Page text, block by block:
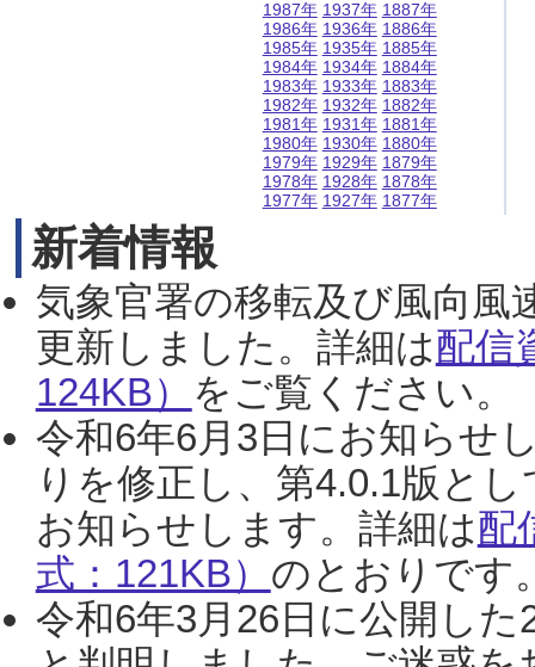
1987年
1986年
1985年
1984年
1983年
1982年
1981年
1980年
1979年
1978年
1977年
1937年
1936年
1935年
1934年
1933年
1932年
1931年
1930年
1929年
1928年
1927年
1887年
1886年
1885年
1884年
1883年
1882年
1881年
1880年
1879年
1878年
1877年
新着情報
気象官署の移転及び風向風
更新しました。詳細は配信
124KB） をご覧ください。
令和6年6月3日にお知らせ
りを修正し、第4.0.1版と
お知らせします。詳細は配
式：121KB） のとおりです
令和6年3月26日に公開し